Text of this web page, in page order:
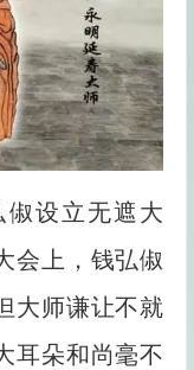
设立无遮大
会上，钱弘俶
大师谦让不就
耳朵和尚毫不